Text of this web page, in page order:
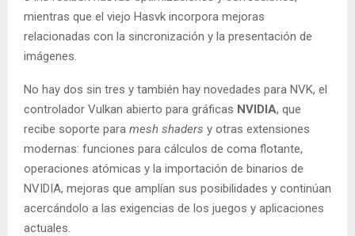
mientras que el viejo Hasvk incorpora mejoras
relacionadas con la sincronización y la presentación de
imágenes.
No hay dos sin tres y también hay novedades para NVK, el
controlador Vulkan abierto para gráficas NVIDIA, que
recibe soporte para mesh shaders y otras extensiones
modernas: funciones para cálculos de coma flotante,
operaciones atómicas y la importación de binarios de
NVIDIA, mejoras que amplían sus posibilidades y continúan
acercándolo a las exigencias de los juegos y aplicaciones
actuales.